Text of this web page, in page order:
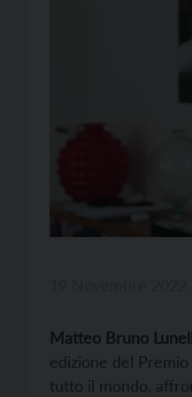
Matteo Bruno
edizione del Premio
tutto il mondo,